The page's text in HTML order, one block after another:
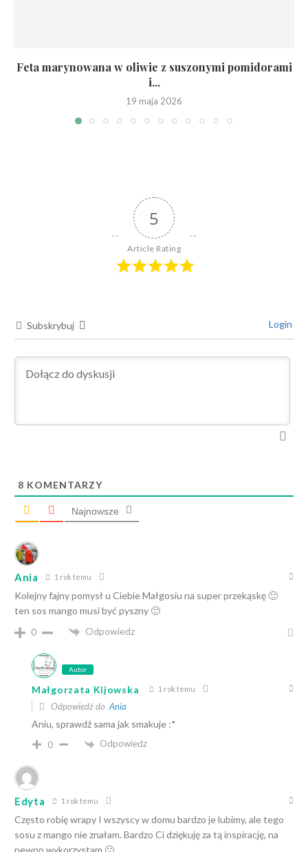
Feta marynowana w oliwie z suszonymi pomidorami
i...
19 maja 2026
5
Article Rating
Subskrybuj Login
8 KOMENTARZY
Najnowsze
Ania 1 rok temu
Kolejny fajny pomysł u Ciebie Małgosiu na super przekąskę 🙂
ten sos mango musi być pyszny 🙂
0
Odpowiedz
Autor
Małgorzata Kijowska 1 rok temu
Odpowiedź doAnia
Aniu, sprawdź sama jak smakuje :*
0 Odpowiedz
Edyta 1 rok temu
Często robię wrapy I wszyscy w domu bardzo je lubimy, ale tego
sosu z mango nie znałam. Bardzo Ci dziękuję za tą inspirację, na